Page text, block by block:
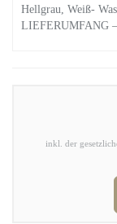
Hellgrau, Weiß-
LIEFERUMFANG
inkl. der